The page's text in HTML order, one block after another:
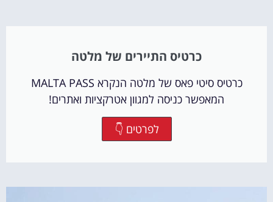
כרטיס התיירים של מלטה
כרטיס סיטי פאס של מלטה הנקרא MALTA PASS
המאפשר כניסה למגוון אטרקציות ואתרים!
לפרטים 👇